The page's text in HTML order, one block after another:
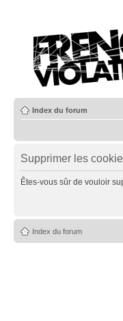
Index du forum
Supprimer les
Êtes-vous sûr de vouloir
Index du forum